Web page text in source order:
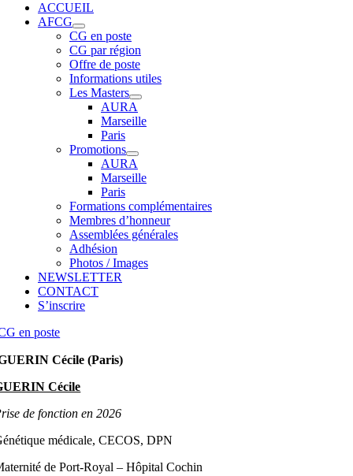
ACCUEIL
AFCG
CG en poste
CG par région
Offre de poste
Informations utiles
Les Masters
AURA
Marseille
Paris
Promotions
AURA
Marseille
Paris
Formations complémentaires
Membres d’honneur
Assemblées générales
Adhésion
Photos / Images
NEWSLETTER
CONTACT
S’inscrire
en poste
Cécile (Paris)
Cécile
de fonction en 2026
médicale, CECOS, DPN
de Port-Royal – Hôpital Cochin